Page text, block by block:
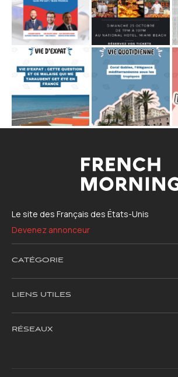
Le site des Français des États-Unis
Devenez annonceur
CATÉGORIE
LIENS UTILES
RÉSEAUX